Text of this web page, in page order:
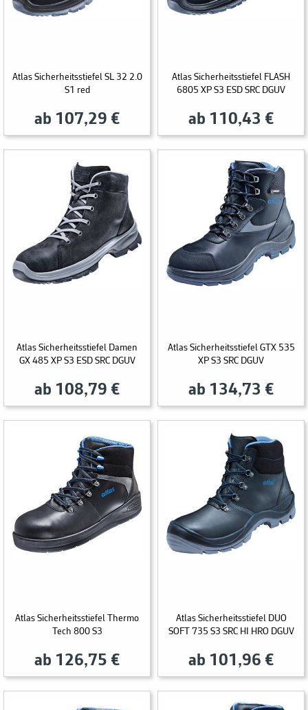
Atlas Sicherheitsstiefel SL 32 2.0
S1 red
ab 107,29 €
Atlas Sicherheitsstiefel FLASH
6805 XP S3 ESD SRC DGUV
ab 110,43 €
Atlas Sicherheitsstiefel Damen
GX 485 XP S3 ESD SRC DGUV
ab 108,79 €
Atlas Sicherheitsstiefel GTX 535
XP S3 SRC DGUV
ab 134,73 €
Atlas Sicherheitsstiefel Thermo
Tech 800 S3
ab 126,75 €
Atlas Sicherheitsstiefel DUO
SOFT 735 S3 SRC HI HRO DGUV
ab 101,96 €